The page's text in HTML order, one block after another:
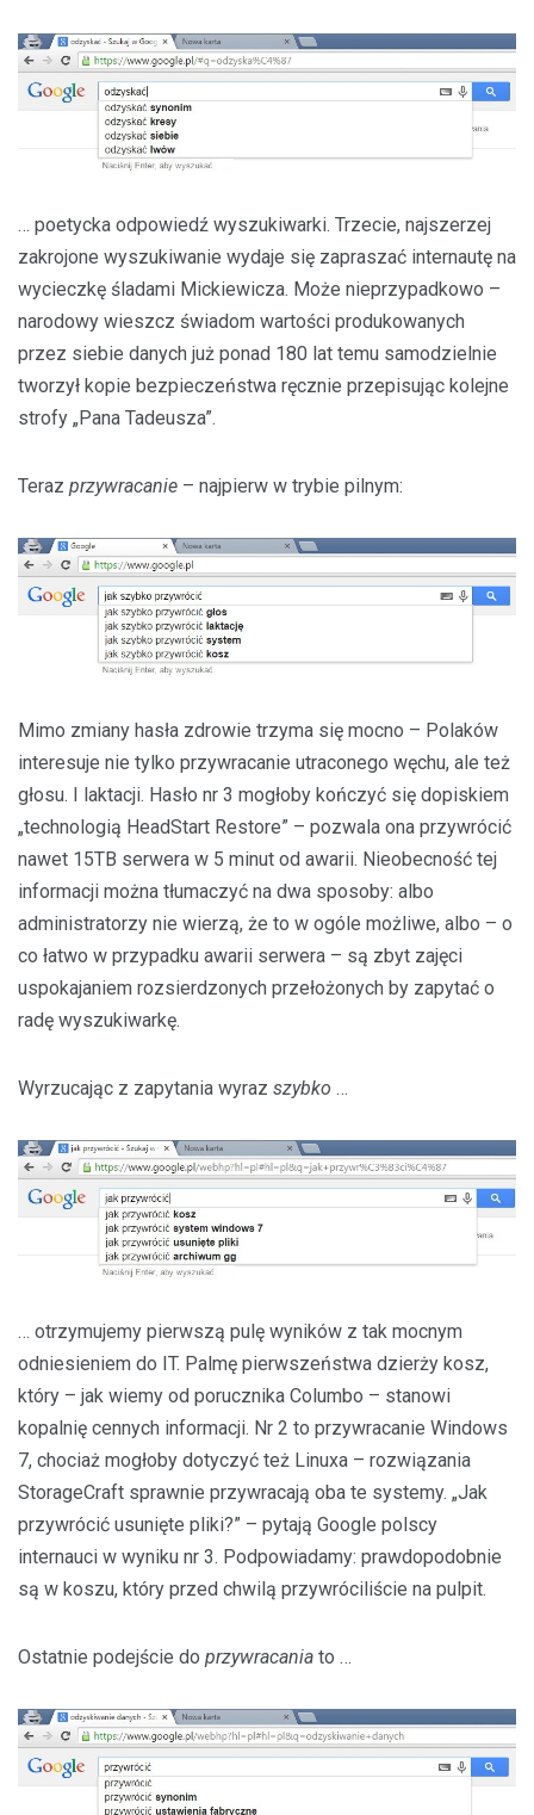
… poetycka odpowiedź wyszukiwarki. Trzecie, najszerzej
zakrojone wyszukiwanie wydaje się zapraszać internautę na
wycieczkę śladami Mickiewicza. Może nieprzypadkowo –
narodowy wieszcz świadom wartości produkowanych
przez siebie danych już ponad 180 lat temu samodzielnie
tworzył kopie bezpieczeństwa ręcznie przepisując kolejne
strofy „Pana Tadeusza”.
Teraz przywracanie – najpierw w trybie pilnym:
Mimo zmiany hasła zdrowie trzyma się mocno – Polaków
interesuje nie tylko przywracanie utraconego węchu, ale też
głosu. I laktacji. Hasło nr 3 mogłoby kończyć się dopiskiem
„technologią HeadStart Restore” – pozwala ona przywrócić
nawet 15TB serwera w 5 minut od awarii. Nieobecność tej
informacji można tłumaczyć na dwa sposoby: albo
administratorzy nie wierzą, że to w ogóle możliwe, albo – o
co łatwo w przypadku awarii serwera – są zbyt zajęci
uspokajaniem rozsierdzonych przełożonych by zapytać o
radę wyszukiwarkę.
Wyrzucając z zapytania wyraz szybko …
… otrzymujemy pierwszą pulę wyników z tak mocnym
odniesieniem do IT. Palmę pierwszeństwa dzierży kosz,
który – jak wiemy od porucznika Columbo – stanowi
kopalnię cennych informacji. Nr 2 to przywracanie Windows
7, chociaż mogłoby dotyczyć też Linuxa – rozwiązania
StorageCraft sprawnie przywracają oba te systemy. „Jak
przywrócić usunięte pliki?” – pytają Google polscy
internauci w wyniku nr 3. Podpowiadamy: prawdopodobnie
są w koszu, który przed chwilą przywróciliście na pulpit.
Ostatnie podejście do przywracania to …